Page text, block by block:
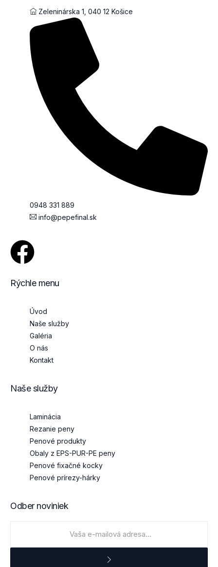
Zeleninárska 1, 040 12 Košice
0948 331 889
info@pepefinal.sk
Rýchle menu
Úvod
Naše služby
Galéria
O nás
Kontakt
Naše služby
Laminácia
Rezanie peny
Penové produkty
Obaly z EPS-PUR-PE peny
Penové fixačné kocky
Penové prírezy-hárky
Odber noviniek